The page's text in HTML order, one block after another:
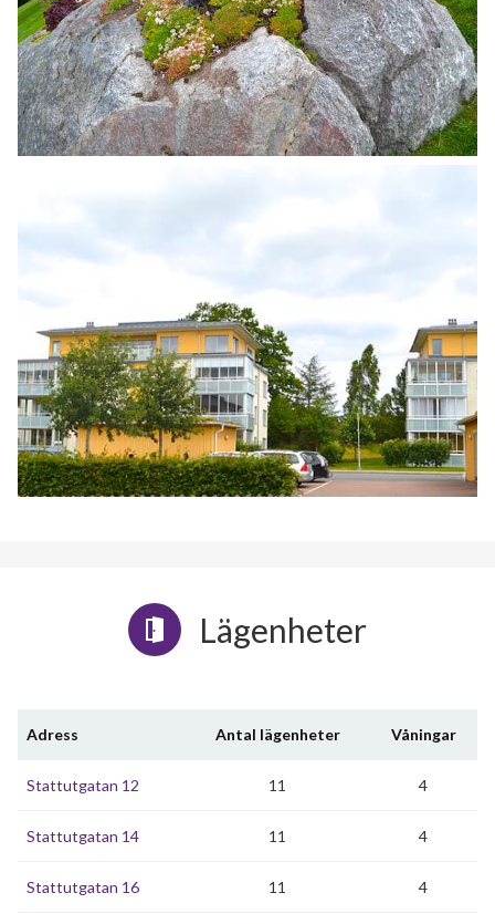
Lägenheter
Adress Antal lägenheter Våningar
Stattutgatan 12 11 4
Stattutgatan 14 11 4
Stattutgatan 16 11 4